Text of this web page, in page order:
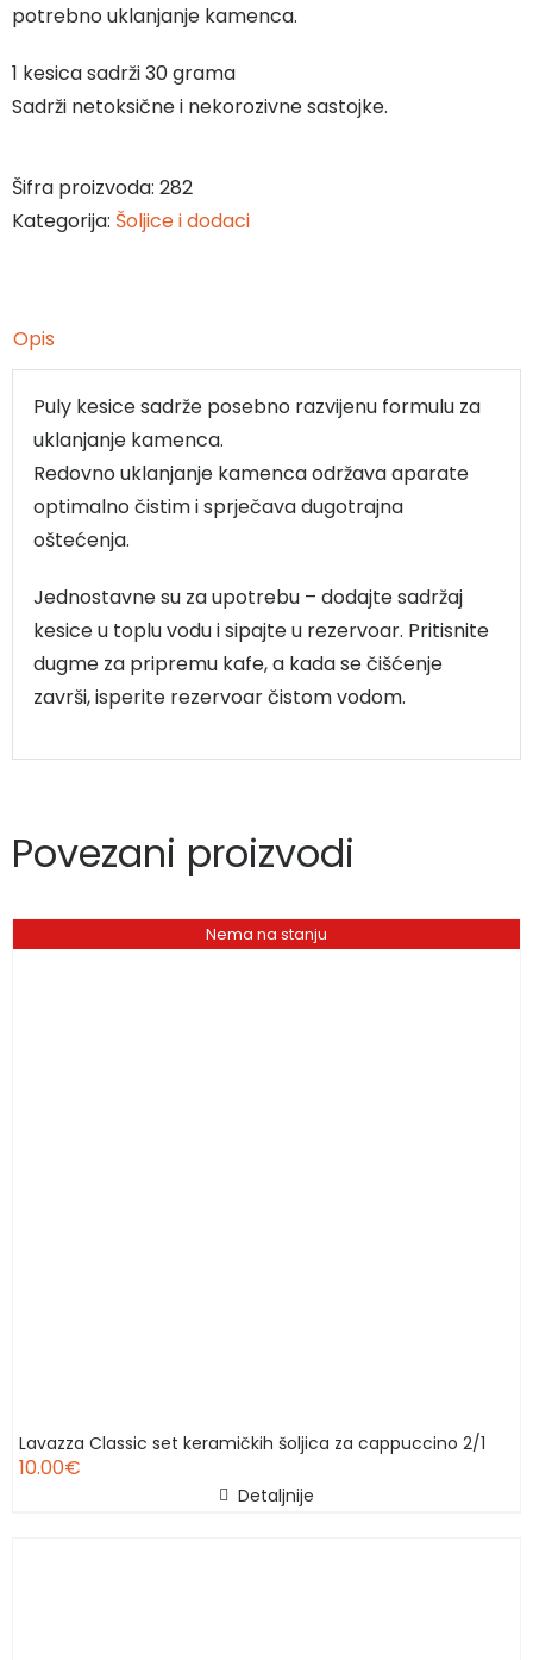
potrebno uklanjanje kamenca.
1 kesica sadrži 30 grama
Sadrži netoksične i nekorozivne sastojke.
Šifra proizvoda: 282
Kategorija: Šoljice i dodaci
Opis
Puly kesice sadrže posebno razvijenu formulu za
uklanjanje kamenca.
Redovno uklanjanje kamenca održava aparate
optimalno čistim i sprječava dugotrajna
oštećenja.
Jednostavne su za upotrebu – dodajte sadržaj
kesice u toplu vodu i sipajte u rezervoar. Pritisnite
dugme za pripremu kafe, a kada se čišćenje
završi, isperite rezervoar čistom vodom.
Povezani proizvodi
Nema na stanju
Lavazza Classic set keramičkih šoljica za cappuccino 2/1
10.00€
Detaljnije